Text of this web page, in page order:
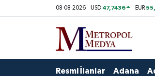
08-08-2026 USD 47,7436 EUR
Resmi İlanlar Adana
Ekonomi
Yazarlar
Foto Galeri
Seyhan Nöbetçi Eczaneler
Seyhan Hava Durumu